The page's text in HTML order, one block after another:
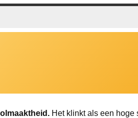
Het klinkt als een hoge